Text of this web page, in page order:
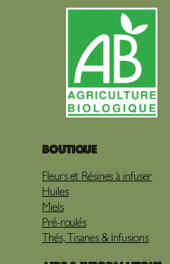
Boutique
Fleurs et Résines à infuser
Huiles
Miels
Pré-roulés
Thés, Tisanes & Infusions